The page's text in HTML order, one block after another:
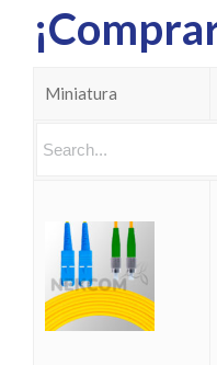
X
Pinterest
Miniatura